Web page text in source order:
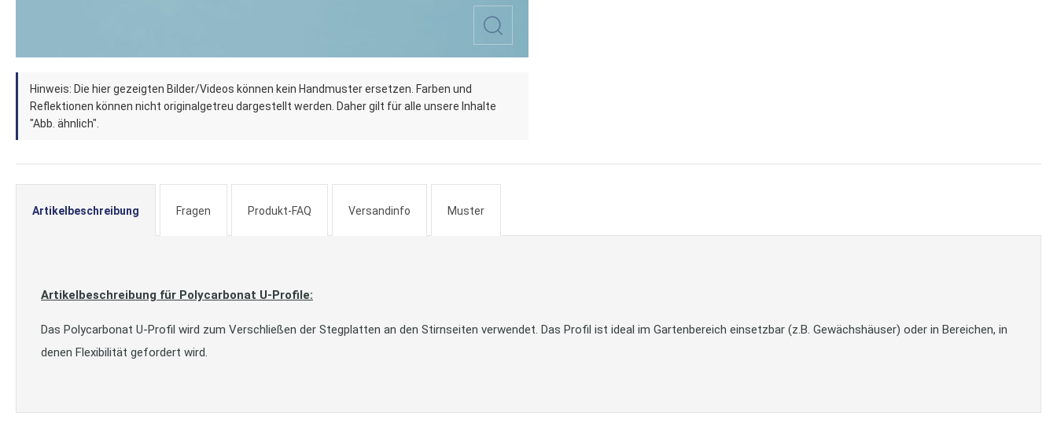
Zum
Anfang
der
Bildergalerie
springen
Hinweis: Die hier gezeigten Bilder/Videos können kein Handmuster ersetzen. Farben und
Reflektionen können nicht originalgetreu dargestellt werden. Daher gilt für alle unsere Inhalte
"Abb. ähnlich".
Artikelbeschreibung
Artikelbeschreibung für Polycarbonat U-Profile:
Das Polycarbonat U-Profil wird zum Verschließen der Stegplatten an den Stirnseiten verwendet. Das Profil ist ideal im Gartenbereich einsetzbar (z.B. Gewächshäuser) oder in Bereichen, in
denen Flexibilität gefordert wird.
Fragen Produkt-FAQ Versandinfo Muster